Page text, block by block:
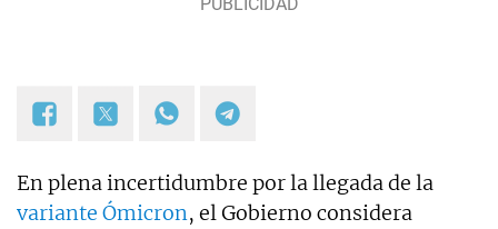
En plena incertidumbre por la llegada de la
variante Ómicron, el Gobierno considera